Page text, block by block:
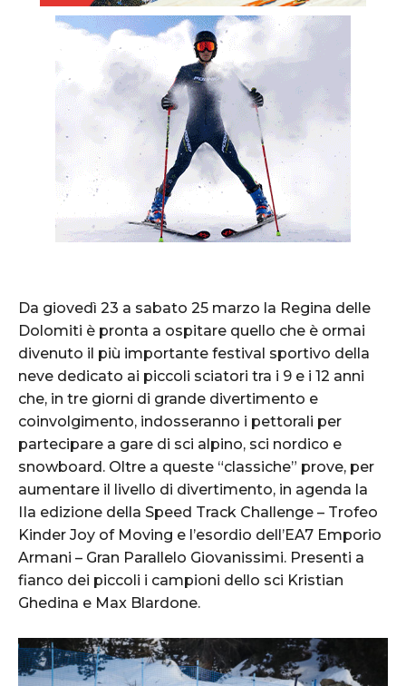
Da giovedì 23 a sabato 25 marzo la Regina delle
Dolomiti è pronta a ospitare quello che è ormai
divenuto il più importante festival sportivo della
neve dedicato ai piccoli sciatori tra i 9 e i 12 anni
che, in tre giorni di grande divertimento e
coinvolgimento, indosseranno i pettorali per
partecipare a gare di sci alpino, sci nordico e
snowboard. Oltre a queste “classiche” prove, per
aumentare il livello di divertimento, in agenda la
IIa edizione della Speed Track Challenge – Trofeo
Kinder Joy of Moving e l’esordio dell’EA7 Emporio
Armani – Gran Parallelo Giovanissimi. Presenti a
fianco dei piccoli i campioni dello sci Kristian
Ghedina e Max Blardone.